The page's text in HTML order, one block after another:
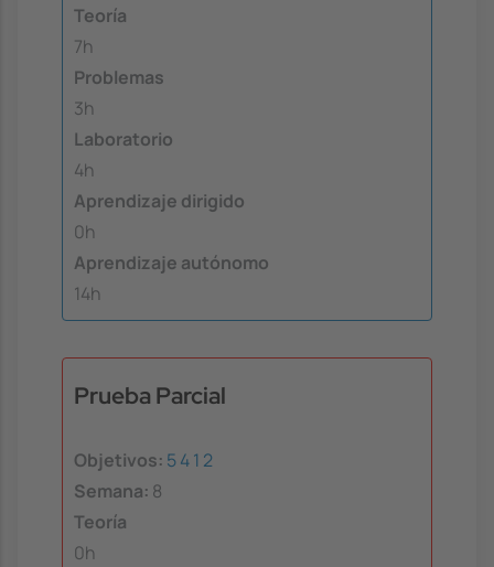
Teoría
7h
Problemas
3h
Laboratorio
4h
Aprendizaje dirigido
0h
Aprendizaje autónomo
14h
Prueba Parcial
Objetivos: 541 2
Semana: 8
Teoría
0h